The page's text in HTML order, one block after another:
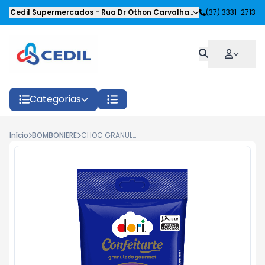
Cedil Supermercados- Rua Dr Othon Carvalhaes Siqueira,Oliveira
(37) 3331-2713
Categorias
Início BOMBONIERE CHOC GRANULADO GOURMET CONFEITARTE DORI 100G